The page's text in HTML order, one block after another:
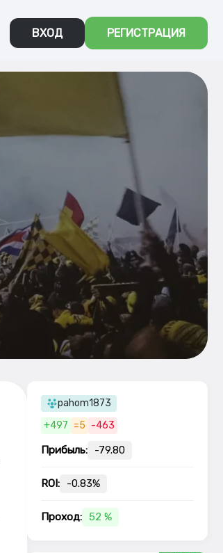
ВХОД РЕГИСТРАЦИЯ
pahom1873
+497 =5 -463
Прибыль: -79.80
ROI: -0.83%
Проход: 52 %